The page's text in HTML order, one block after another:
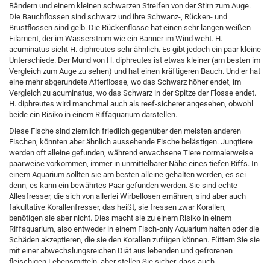
Bändern und einem kleinen schwarzen Streifen von der Stirn zum Auge.
Die Bauchflossen sind schwarz und ihre Schwanz-, Rücken- und
Brustflossen sind gelb. Die Rückenflosse hat einen sehr langen weißen
Filament, der im Wasserstrom wie ein Banner im Wind weht. H.
acuminatus sieht H. diphreutes sehr ähnlich. Es gibt jedoch ein paar kleine
Unterschiede. Der Mund von H. diphreutes ist etwas kleiner (am besten im
Vergleich zum Auge zu sehen) und hat einen kräftigeren Bauch. Und er hat
eine mehr abgerundete Afterflosse, wo das Schwarz höher endet, im
Vergleich zu acuminatus, wo das Schwarz in der Spitze der Flosse endet.
H. diphreutes wird manchmal auch als reef-sicherer angesehen, obwohl
beide ein Risiko in einem Riffaquarium darstellen.
Diese Fische sind ziemlich friedlich gegenüber den meisten anderen
Fischen, könnten aber ähnlich aussehende Fische belästigen. Jungtiere
werden oft alleine gefunden, während erwachsene Tiere normalerweise
paarweise vorkommen, immer in unmittelbarer Nähe eines tiefen Riffs. In
einem Aquarium sollten sie am besten alleine gehalten werden, es sei
denn, es kann ein bewährtes Paar gefunden werden. Sie sind echte
Allesfresser, die sich von allerlei Wirbellosen ernähren, sind aber auch
fakultative Korallenfresser, das heißt, sie fressen zwar Korallen,
benötigen sie aber nicht. Dies macht sie zu einem Risiko in einem
Riffaquarium, also entweder in einem Fisch-only Aquarium halten oder die
Schäden akzeptieren, die sie den Korallen zufügen können. Füttern Sie sie
mit einer abwechslungsreichen Diät aus lebenden und gefrorenen